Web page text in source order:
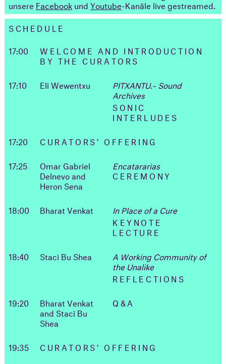
unsere Facebook und Youtube-Kanäle live gestreamed.
SCHEDULE
17:00
WELCOME AND INTRODUCTION
BY THE CURATORS
17:10
Eli Wewentxu
PITXANTU.- Sound
Archives
SONIC
INTERLUDES
17:20
CURATORS’ OFFERING
17:25
Omar Gabriel
Delnevo and
Heron Sena
Encatararias
CEREMONY
18:00 Bharat Venkat
In Place of a Cure
KEYNOTE
LECTURE
18:40
Staci Bu Shea
A Working Community of
the Unalike
REFLECTIONS
19:20
Bharat Venkat
and Staci Bu
Shea
Q&A
19:35
CURATORS’ OFFERING